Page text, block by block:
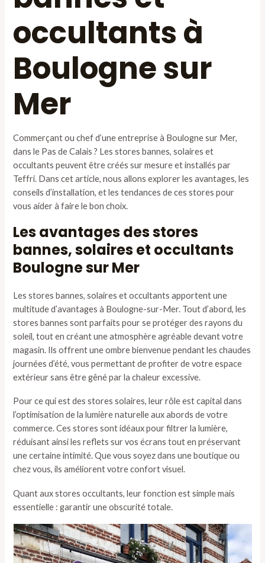
occultants à
Boulogne sur
Mer
Commerçant ou chef d’une entreprise à Boulogne sur Mer,
dans le Pas de Calais ? Les stores bannes, solaires et
occultants peuvent être créés sur mesure et installés par
Teffri. Dans cet article, nous allons explorer les avantages, les
conseils d’installation, et les tendances de ces stores pour
vous aider à faire le bon choix.
Les avantages des stores
bannes, solaires et occultants
Boulogne sur Mer
Les stores bannes, solaires et occultants apportent une
multitude d’avantages à Boulogne-sur-Mer. Tout d’abord, les
stores bannes sont parfaits pour se protéger des rayons du
soleil, tout en créant une atmosphère agréable devant votre
magasin. Ils offrent une ombre bienvenue pendant les chaudes
journées d’été, vous permettant de profiter de votre espace
extérieur sans être gêné par la chaleur excessive.
Pour ce qui est des stores solaires, leur rôle est capital dans
l’optimisation de la lumière naturelle aux abords de votre
commerce. Ces stores sont idéaux pour filtrer la lumière,
réduisant ainsi les reflets sur vos écrans tout en préservant
une certaine intimité. Que vous soyez dans une boutique ou
chez vous, ils améliorent votre confort visuel.
Quant aux stores occultants, leur fonction est simple mais
essentielle : garantir une obscurité totale.